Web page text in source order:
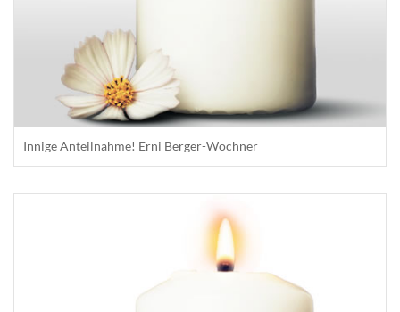
Innige Anteilnahme! Erni Berger-Wochner